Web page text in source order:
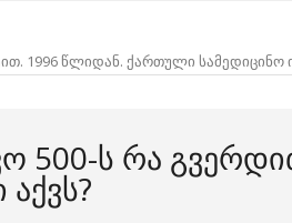
1996 წლიდან. ქართული სამედიცინო
500-Ს ᲠᲐ